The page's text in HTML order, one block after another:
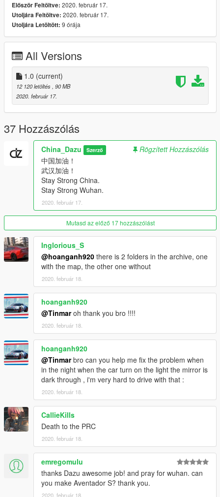
Stay Strong Wuhan ！！！！！！
This car has a special meaning,Because China has recently
been invaded by the virus, we hope to encourage China! At the
3D model from：HKV
Convert：DAZU
Sponsors：Maiba
dlcpacks：rs5coupe
Facebook.：https://www.facebook.com/Dazumods
Először Feltöltve: 2020. február 17.
Utoljára Feltöltve: 2020. február 17.
Utoljára Letöltött: 9 órája
All Versions
1.0 (current)
12 120 letöltés , 90 MB
2020. február 17.
37 Hozzászólás
China_Dazu Szerző
Rögzített Hozzászólás
中国加油！
武汉加油！
Stay Strong China.
Stay Strong Wuhan.
2020. február 17.
Mutasd az előző 17 hozzászólást
Inglorious_S
@hoanganh920 there is 2 folders in the archive, one
with the map, the other one without
2020. február 18.
hoanganh920
@Tinmaroh thank you bro !!!!
2020. február 18.
hoanganh920
@Tinmarbro can you help me fix the problem when
in the night when the car turn on the light the mirror is
dark through , i'm very hard to drive with that :
2020. február 18.
CallieKills
Death to the PRC
2020. február 18.
emregomulu
thanks Dazu awesome job! and pray for wuhan. can
you make Aventador S? thank you.
2020. február 18.